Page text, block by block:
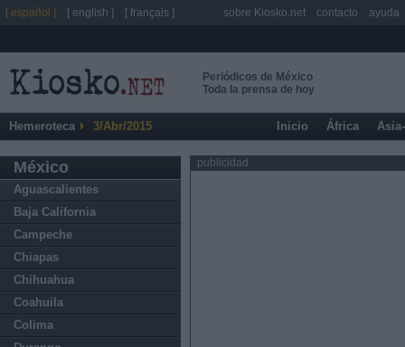
Periódicos de México
Toda la prensa de hoy
Hemeroteca 3/Abr/2015 Inicio África
México
Aguascalientes
Baja California
Campeche
Chiapas
Chihuahua
Coahuila
Colima
publicidad
[ español ] [ english ] [ français ] sobre Kiosko.net contacto ayuda